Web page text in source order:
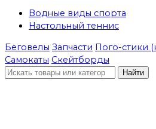
Водные виды спорта
Настольный теннис
Беговелы Запчасти Пого-стики
Самокаты Скейтборды
Найти